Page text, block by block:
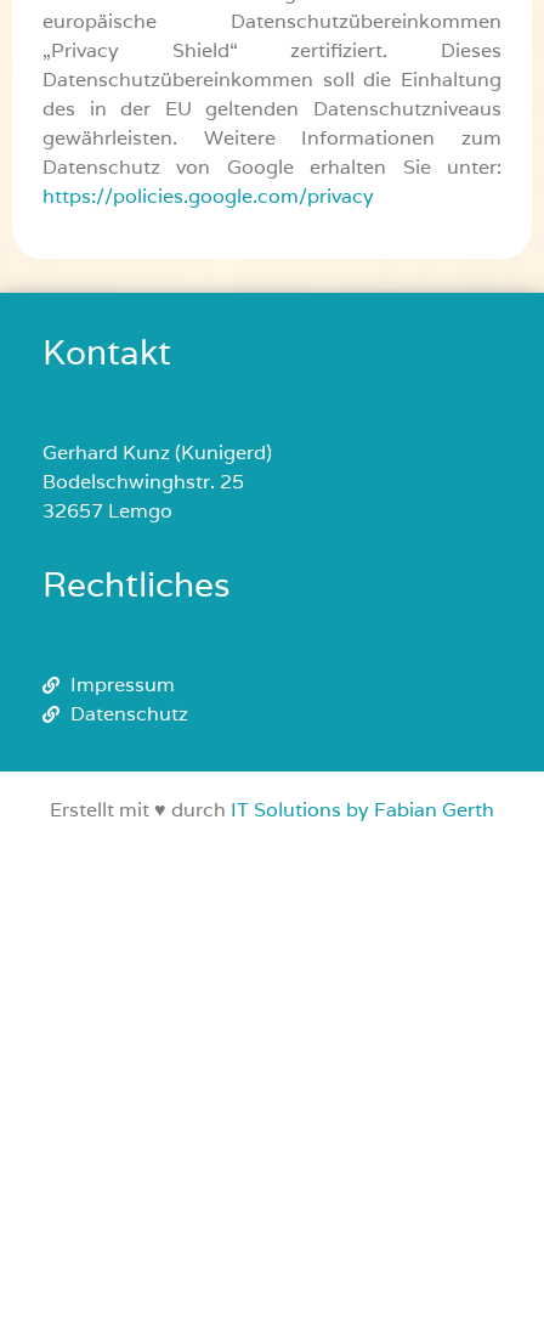
europäische Datenschutzübereinkommen
„Privacy Shield“ zertifiziert. Dieses
Datenschutzübereinkommen soll die Einhaltung
des in der EU geltenden Datenschutzniveaus
gewährleisten. Weitere Informationen zum
Datenschutz von Google erhalten Sie unter:
https://policies.google.com/privacy
Kontakt
Gerhard Kunz (Kunigerd)
Bodelschwinghstr. 25
32657 Lemgo
Rechtliches
Impressum
Datenschutz
Erstellt mit ♥ durch IT Solutions by Fabian Gerth